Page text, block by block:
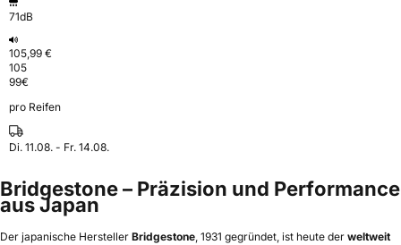
71dB
105,99 €
105
99€
pro Reifen
Di. 11.08. - Fr. 14.08.
Bridgestone – Präzision und Performance
aus Japan
Der japanische Hersteller Bridgestone, 1931 gegründet, ist heute der weltweit